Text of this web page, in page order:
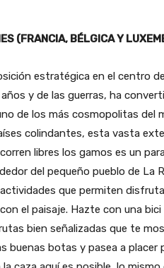
(FRANCIA, BÉLGICA Y
estratégica en el centro
y de las guerras, ha
de los más cosmopolitas del
colindantes, esta vasta
libres los gamos es un
del pequeño pueblo de La
que permiten
el paisaje. Hazte con una bici
bien señalizadas que te
buenas botas y pasea a placer